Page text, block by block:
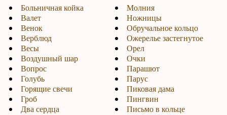
Больничная койка
Валет
Венок
Верблюд
Весы
Воздушный шар
Вопрос
Голубь
Горящие свечи
Гроб
Два сердца
Молния
Ножницы
Обручальное кольцо
Ожерелье застегнутое
Орел
Очки
Парашют
Парус
Пиковая дама
Пингвин
Письмо в кольце